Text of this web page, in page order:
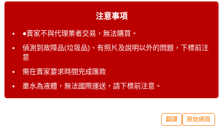
注意事項
●賣家不與代理業者交易，無法購買。
偵測到故障品(垃圾品)、有照片及說明以外的問題，下標前注
意
需在賣家要求時間完成匯款
墨水為液體，無法國際運送，請下標前注意。
翻譯 原始網頁